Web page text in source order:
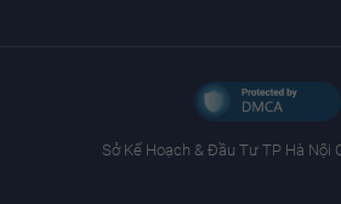
Sở Kế Hoạch & Ðầu Tư TP Hà Nội